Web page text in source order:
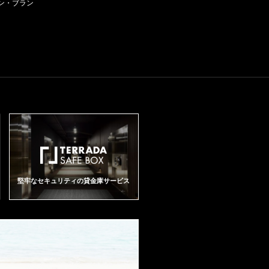
ry slowly. - By Stephen Tanzer on
砕いた石のミネラル感が溶け込
余韻に白胡椒の風味。97点。 ワ
インアドヴォケイト：(96-98) ポ
イント The Wine Advocate RP (9
6-98) Reviewed by: William Kell
ey Release Price: NA Drink Dat
e: N/A The 2023 Bonnes-Mares
Grand Cru is shaping up brilliantl
mas of cherries and mulberries
odied, cool and layered, it's rich
アルコール度数：14.0% 味わ
い：赤ワイン 辛口 ミディアムボ
ディ
な味わいと香りを実現していま
す。 1845年に収穫したブドウを
中心に構成されたものをエディ
ション1とし、2018年よりグラン
ド・キュヴェとロゼの表ラベル
には、エディション番号が印字
されています。 メゾン クリュッ
です。 Domaine Jean Chartron
モンラッシェ プルミエ・クリュ
クロ・ド・ラ・ピュセル (モノポ
ール) 生産地：フランス ブルゴー
ニュ コート・ド・ボーヌ ピュリ
ニー・モンラッシェ 原産地呼
称：AOC. PULIGNY MONTRAC
HET ぶどう品種：シャルドネ 10
い：白ワイン 辛口
・ブラン
堅牢なセキュリティの貸金庫サービス